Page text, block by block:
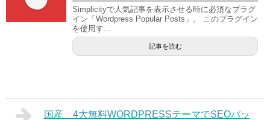
Simplicityで人気記事を表示させる時に必須なプラグ
イン「Wordpress Popular Posts」。 このプラグイン
を使用す...
記事を読む
国産 4大無料WORDPRESSテーマでSEOバッ